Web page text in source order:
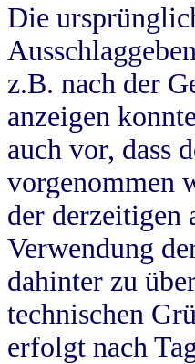
Die
z.B. nach der
anzeigen
auch vor, dass
vorgenommen
der derzeitigen
Verwendung
dahinter zu
technischen
erfolgt nach